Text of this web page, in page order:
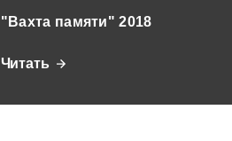
"Вахта памяти" 2018
Читать